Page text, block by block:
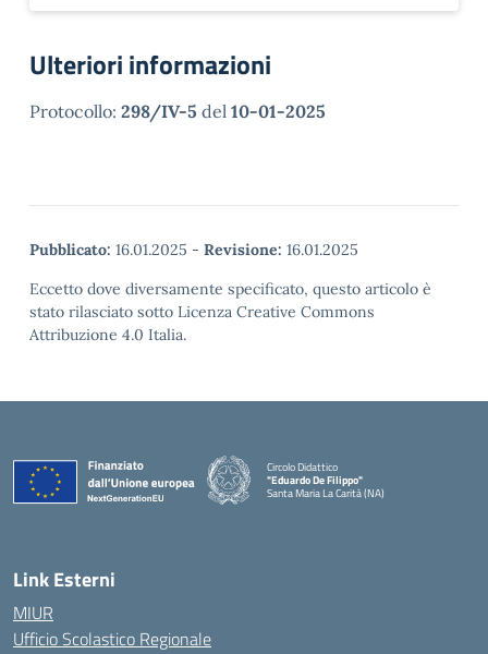
Ulteriori informazioni
Protocollo: 298/IV-5 del 10-01-2025
Pubblicato: 16.01.2025 - Revisione: 16.01.2025
Eccetto dove diversamente specificato, questo articolo è
stato rilasciato sotto Licenza Creative Commons
Attribuzione 4.0 Italia.
Circolo Didattico
"Eduardo De Filippo"
Santa Maria La Carità (NA)
Link Esterni
MIUR
Ufficio Scolastico Regionale